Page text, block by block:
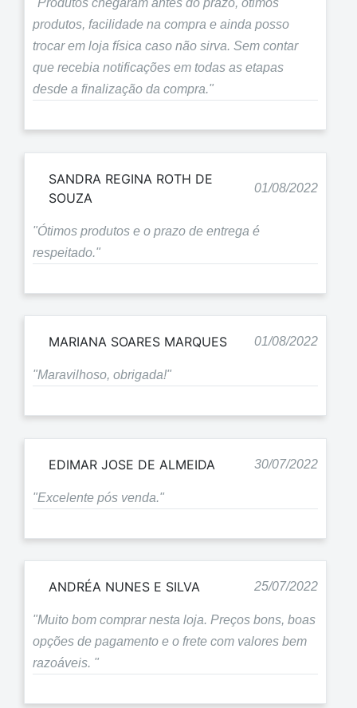
"Produtos chegaram antes do prazo, ótimos
produtos, facilidade na compra e ainda posso
trocar em loja física caso não sirva. Sem contar
que recebia notificações em todas as etapas
desde a finalização da compra."
SANDRA REGINA ROTH DE
SOUZA
01/08/2022
"Ótimos produtos e o prazo de entrega é
respeitado."
MARIANA SOARES MARQUES 01/08/2022
"Maravilhoso, obrigada!"
EDIMAR JOSE DE ALMEIDA 30/07/2022
"Excelente pós venda."
ANDRÉA NUNES E SILVA 25/07/2022
"Muito bom comprar nesta loja. Preços bons, boas
opções de pagamento e o frete com valores bem
razoáveis. "